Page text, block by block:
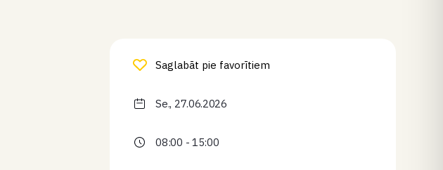
Saglabāt pie favorītiem
Se., 27.06.2026
08:00 - 15:00